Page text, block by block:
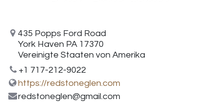
435 Popps Ford Road
York Haven PA 17370
Vereinigte Staaten von Amerika
+1 717-212-9022
https://redstoneglen.com
redstoneglen@gmail.com